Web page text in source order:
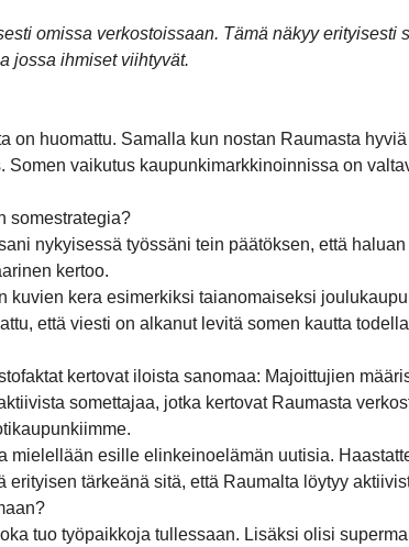
omissa verkostoissaan. Tämä näkyy
jossa ihmiset viihtyvät.
on huomattu. Samalla kun nostan Raumasta
vaikutus kaupunkimarkkinoinnissa on
somestrategia?
nykyisessä työssäni tein päätöksen, että
kertoo.
kera esimerkiksi taianomaiseksi
että viesti on alkanut levitä somen kautta
kertovat iloista sanomaa: Majoittujien
somettajaa, jotka kertovat Raumasta
mielellään esille elinkeinoelämän uutisia.
tärkeänä sitä, että Raumalta löytyy
tuo työpaikkoja tullessaan. Lisäksi olisi